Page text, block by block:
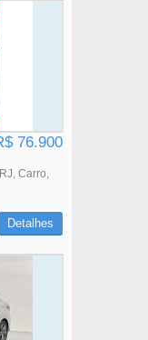
76.900
Carro
Detalhes